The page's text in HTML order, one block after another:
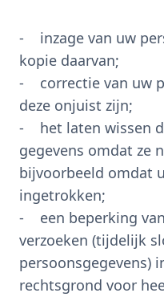
- inzage van uw
kopie daarvan;
- correctie van uw
deze onjuist zijn;
- het laten wissen
gegevens omdat ze
bijvoorbeeld omdat
ingetrokken;
- een beperking
verzoeken (tijdelijk
persoonsgegevens)
rechtsgrond voor